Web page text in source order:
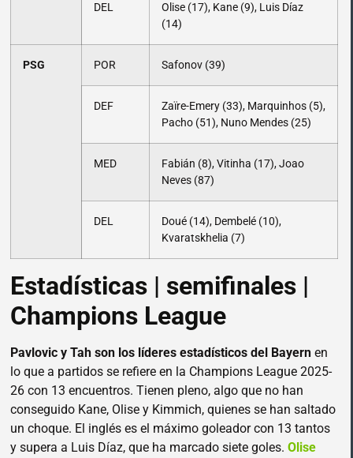
DEL
Olise (17), Kane (9), Luis Díaz
(14)
PSG POR Safonov (39)
DEF
Zaïre-Emery (33), Marquinhos (5),
Pacho (51), Nuno Mendes (25)
MED
Fabián (8), Vitinha (17), Joao
Neves (87)
DEL
Doué (14), Dembelé (10),
Kvaratskhelia (7)
Estadísticas | semifinales |
Champions League
Pavlovic y Tah son los líderes estadísticos del Bayern en
lo que a partidos se refiere en la Champions League 2025-
26 con 13 encuentros. Tienen pleno, algo que no han
conseguido Kane, Olise y Kimmich, quienes se han saltado
un choque. El inglés es el máximo goleador con 13 tantos
y supera a Luis Díaz, que ha marcado siete goles. Olise